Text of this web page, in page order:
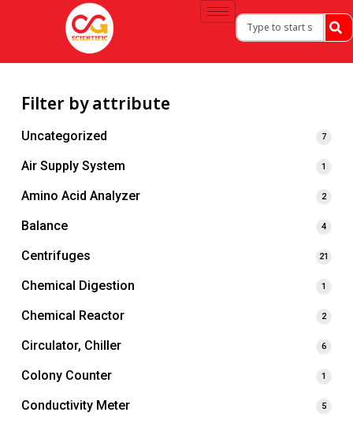
Filter by attribute
Uncategorized 7
Air Supply System 1
Amino Acid Analyzer 2
Balance 4
Centrifuges 21
Chemical Digestion 1
Chemical Reactor 2
Circulator, Chiller 6
Colony Counter 1
Conductivity Meter 5